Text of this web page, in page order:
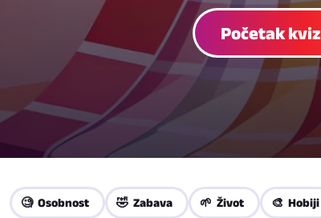
Početak kviz
🧐 Osobnost 🤣 Zabava 🌱 Život 🎨 Hobiji